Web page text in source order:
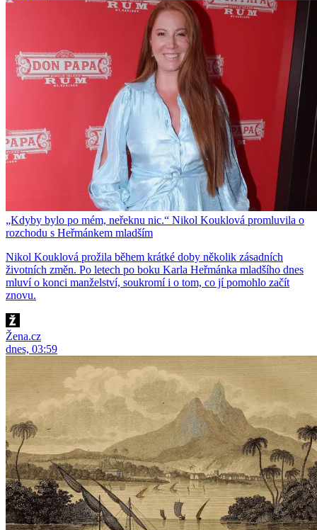
„Kdyby bylo po mém, neřeknu nic.“ Nikol Kouklová promluvila o
rozchodu s Heřmánkem mladším
Nikol Kouklová prožila během krátké doby několik zásadních
životních změn. Po letech po boku Karla Heřmánka mladšího dnes
mluví o konci manželství, soukromí i o tom, co jí pomohlo začít
znovu.
Žena.cz
dnes, 03:59